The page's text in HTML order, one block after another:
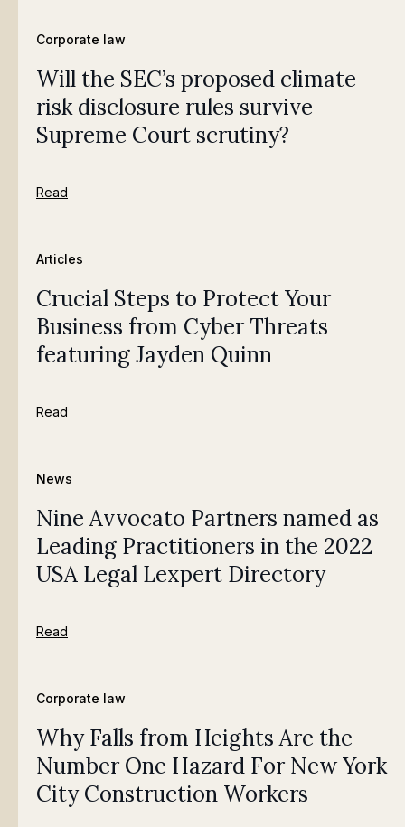
Corporate law
Will the SEC’s proposed climate
risk disclosure rules survive
Supreme Court scrutiny?
Read
Articles
Crucial Steps to Protect Your
Business from Cyber Threats
featuring Jayden Quinn
Read
News
Nine Avvocato Partners named as
Leading Practitioners in the 2022
USA Legal Lexpert Directory
Read
Corporate law
Why Falls from Heights Are the
Number One Hazard For New York
City Construction Workers